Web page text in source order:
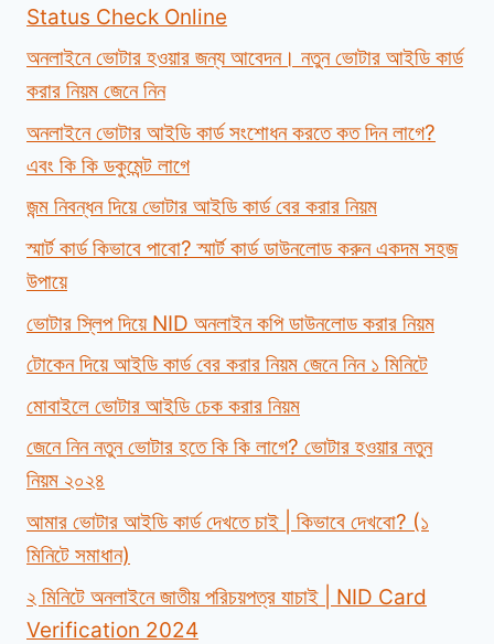
Status Check Online
অনলাইনে ভোটার হওয়ার জন্য আবেদন। নতুন ভোটার আইডি কার্ড
করার নিয়ম জেনে নিন
অনলাইনে ভোটার আইডি কার্ড সংশোধন করতে কত দিন লাগে?
এবং কি কি ডকুমেন্ট লাগে
জন্ম নিবন্ধন দিয়ে ভোটার আইডি কার্ড বের করার নিয়ম
স্মার্ট কার্ড কিভাবে পাবো? স্মার্ট কার্ড ডাউনলোড করুন একদম সহজ
উপায়ে
ভোটার স্লিপ দিয়ে NID অনলাইন কপি ডাউনলোড করার নিয়ম
টোকেন দিয়ে আইডি কার্ড বের করার নিয়ম জেনে নিন ১ মিনিটে
মোবাইলে ভোটার আইডি চেক করার নিয়ম
জেনে নিন নতুন ভোটার হতে কি কি লাগে? ভোটার হওয়ার নতুন
নিয়ম ২০২৪
আমার ভোটার আইডি কার্ড দেখতে চাই | কিভাবে দেখবো? (১
মিনিটে সমাধান)
২ মিনিটে অনলাইনে জাতীয় পরিচয়পত্র যাচাই | NID Card
Verification 2024